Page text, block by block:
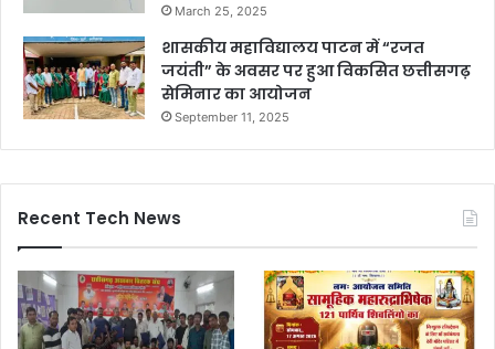
March 25, 2025
शासकीय महाविद्यालय पाटन में “रजत
जयंती” के अवसर पर हुआ विकसित छत्तीसगढ़
सेमिनार का आयोजन
September 11, 2025
Recent Tech News